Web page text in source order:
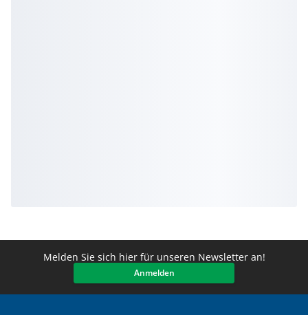
Melden Sie sich hier für unseren Newsletter an!
Anmelden